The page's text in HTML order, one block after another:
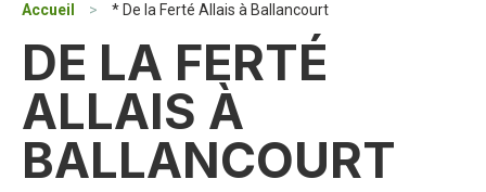
Accueil > * De la Ferté Allais à Ballancourt
DE LA FERTÉ
ALLAIS À
BALLANCOURT